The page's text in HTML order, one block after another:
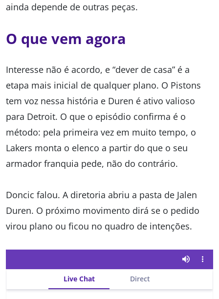
ainda depende de outras peças.
O que vem agora
Interesse não é acordo, e “dever de casa” é a
etapa mais inicial de qualquer plano. O Pistons
tem voz nessa história e Duren é ativo valioso
para Detroit. O que o episódio confirma é o
método: pela primeira vez em muito tempo, o
Lakers monta o elenco a partir do que o seu
armador franquia pede, não do contrário.
Doncic falou. A diretoria abriu a pasta de Jalen
Duren. O próximo movimento dirá se o pedido
virou plano ou ficou no quadro de intenções.
Live Chat Direct